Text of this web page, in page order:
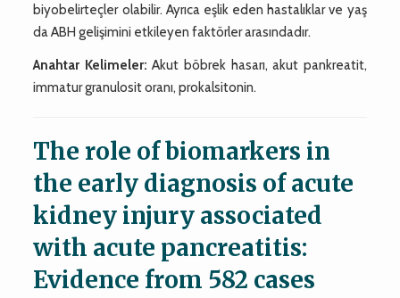
biyobelirteçler olabilir. Ayrıca eşlik eden hastalıklar ve yaş
da ABH gelişimini etkileyen faktörler arasındadır.
Anahtar Kelimeler: Akut böbrek hasarı, akut pankreatit,
immatur granulosit oranı, prokalsitonin.
The role of biomarkers in
the early diagnosis of acute
kidney injury associated
with acute pancreatitis:
Evidence from 582 cases